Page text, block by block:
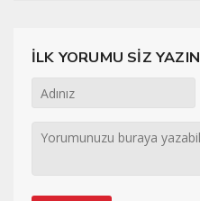
İLK YORUMU SİZ YAZIN